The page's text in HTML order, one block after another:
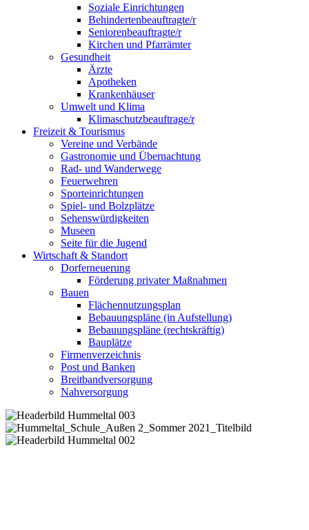
Soziale Einrichtungen
Behindertenbeauftragte/r
Seniorenbeauftragte/r
Kirchen und Pfarrämter
Gesundheit
Ärzte
Apotheken
Krankenhäuser
Umwelt und Klima
Klimaschutzbeauftrage/r
Freizeit & Tourismus
Vereine und Verbände
Gastronomie und Übernachtung
Rad- und Wanderwege
Feuerwehren
Sporteinrichtungen
Spiel- und Bolzplätze
Sehenswürdigkeiten
Museen
Seite für die Jugend
Wirtschaft & Standort
Dorferneuerung
Förderung privater Maßnahmen
Bauen
Flächennutzungsplan
Bebauungspläne (in Aufstellung)
Bebauungspläne (rechtskräftig)
Bauplätze
Firmenverzeichnis
Post und Banken
Breitbandversorgung
Nahversorgung